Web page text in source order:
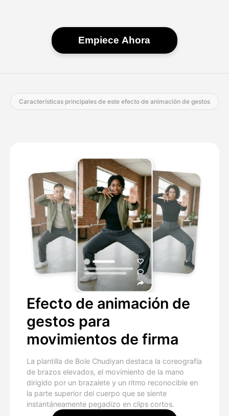
Empiece Ahora
Características principales de este efecto de animación de gestos
Efecto de animación de
gestos para
movimientos de firma
La plantilla de Bole Chudiyan destaca la coreografía
de brazos elevados, el movimiento de la mano
dirigido por un brazalete y un ritmo reconocible en
la parte superior del cuerpo que se siente
instantáneamente pegadizo en clips cortos.